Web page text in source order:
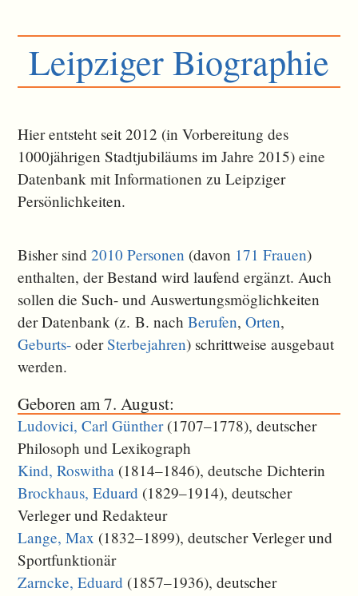
Leipziger Biographie
Hier entsteht seit 2012 (in Vorbereitung des
1000jährigen Stadtjubiläums im Jahre 2015) eine
Datenbank mit Informationen zu Leipziger
Persönlichkeiten.
Bisher sind2010 Personen (davon 171 Frauen)
enthalten, der Bestand wird laufend ergänzt. Auch
sollen die Such- und Auswertungsmöglichkeiten
der Datenbank (z. B. nachBerufen,Orten,
Geburts- oderSterbejahren) schrittweise ausgebaut
werden.
Geboren am 7. August:
Ludovici, Carl Günther(1707–1778), deutscher
Philosoph und Lexikograph
Kind, Roswitha (1814–1846), deutsche Dichterin
Brockhaus, Eduard (1829–1914), deutscher
Verleger und Redakteur
Lange, Max (1832–1899), deutscher Verleger und
Sportfunktionär
Zarncke, Eduard (1857–1936), deutscher